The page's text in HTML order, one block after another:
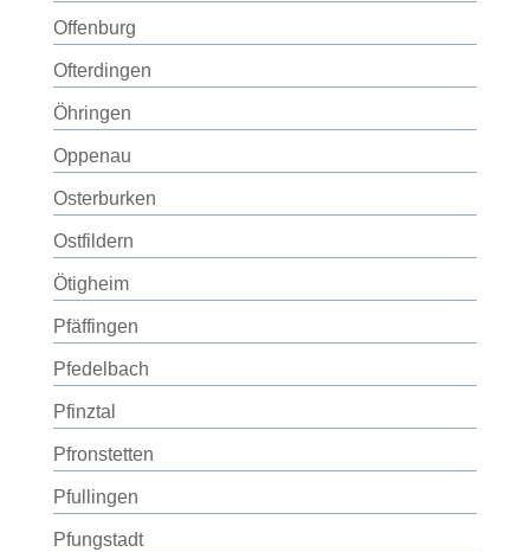
Offenburg
Ofterdingen
Öhringen
Oppenau
Osterburken
Ostfildern
Ötigheim
Pfäffingen
Pfedelbach
Pfinztal
Pfronstetten
Pfullingen
Pfungstadt